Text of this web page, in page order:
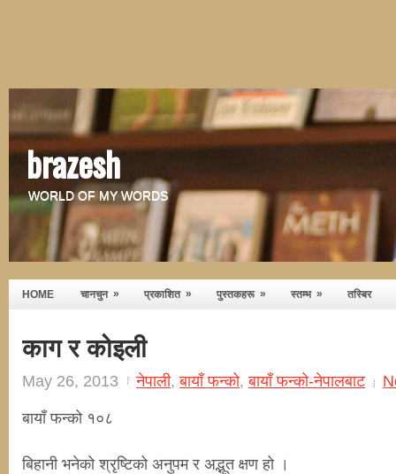
brazesh
WORLD OF MY WORDS
HOME चानचुन » प्रकाशित » पुस्तकहरू » स्तम्भ » तस्बिर
काग र कोइली
May 26, 2013 नेपाली,बायाँ फन्को,बायाँ फन्को-नेपालबाट
बायाँ फन्को १०८
बिहानी भनेको श्रृष्टिको अनुपम र अद्भूत क्षण हो ।